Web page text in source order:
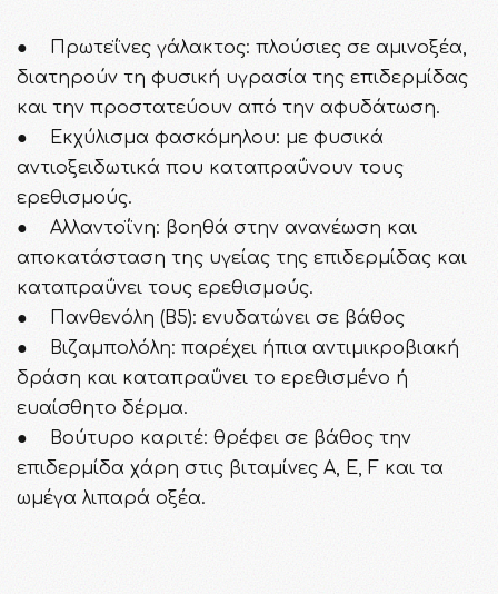
● Πρωτεΐνες γάλακτος: πλούσιες σε αμινοξέα,
διατηρούν τη φυσική υγρασία της επιδερμίδας
και την προστατεύουν από την αφυδάτωση.
● Εκχύλισμα φασκόμηλου: με φυσικά
αντιοξειδωτικά που καταπραΰνουν τους
ερεθισμούς.
● Αλλαντοΐνη: βοηθά στην ανανέωση και
αποκατάσταση της υγείας της επιδερμίδας και
καταπραΰνει τους ερεθισμούς.
● Πανθενόλη (Β5): ενυδατώνει σε βάθος
● Βιζαμπολόλη: παρέχει ήπια αντιμικροβιακή
δράση και καταπραΰνει το ερεθισμένο ή
ευαίσθητο δέρμα.
● Βούτυρο καριτέ: θρέφει σε βάθος την
επιδερμίδα χάρη στις βιταμίνες Α, Ε, F και τα
ωμέγα λιπαρά οξέα.